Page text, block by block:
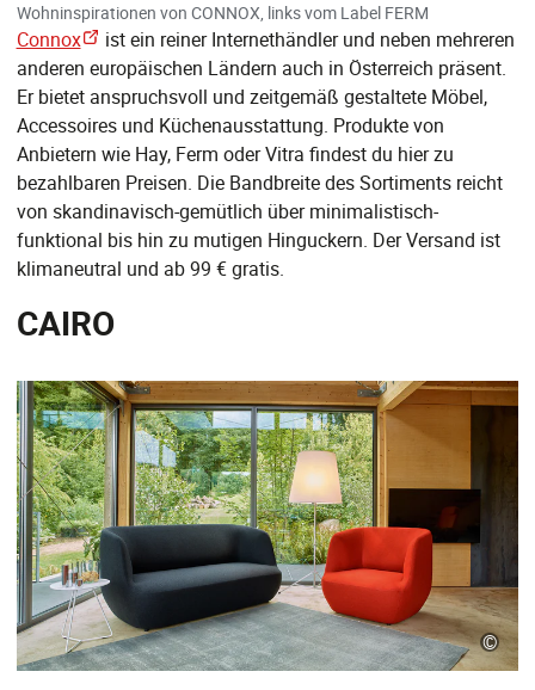
Wohninspirationen von CONNOX, links vom Label FERM
Connox
ist ein reiner Internethändler und neben mehreren
anderen europäischen Ländern auch in Österreich präsent.
Er bietet anspruchsvoll und zeitgemäß gestaltete Möbel,
Accessoires und Küchenausstattung. Produkte von
Anbietern wie Hay, Ferm oder Vitra findest du hier zu
bezahlbaren Preisen. Die Bandbreite des Sortiments reicht
von skandinavisch-gemütlich über minimalistisch-
funktional bis hin zu mutigen Hinguckern. Der Versand ist
klimaneutral und ab 99 € gratis.
CAIRO
©